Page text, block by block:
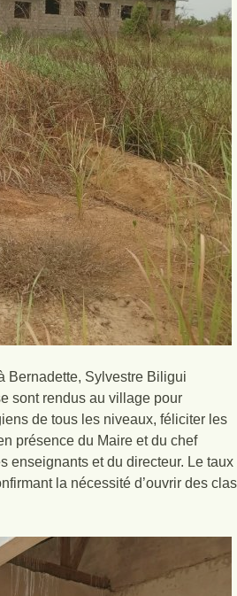
Bernadette, Sylvestre Biligui
sont rendus au village pour
de tous les niveaux, féliciter les
présence du Maire et du chef
enseignants et du directeur. Le taux
la nécessité d’ouvrir des